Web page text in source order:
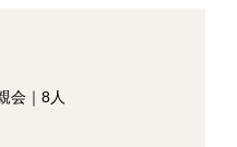
会｜ 8人